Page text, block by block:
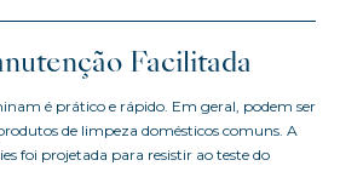
Facilitada
é prático e rápido. Em geral, podem ser
de limpeza domésticos comuns. A
foi projetada para resistir ao teste do